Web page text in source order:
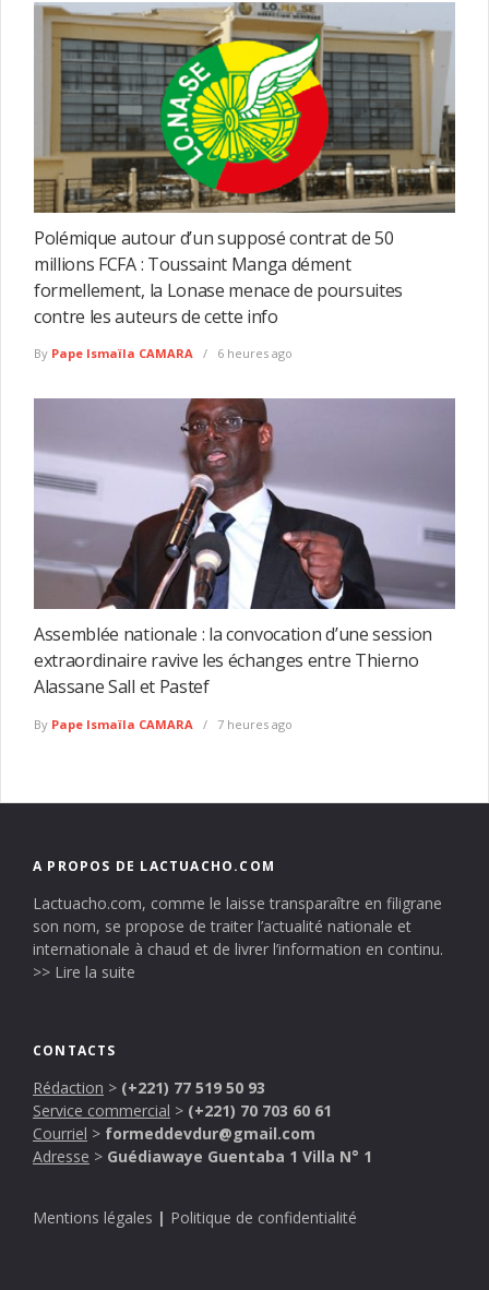
Polémique autour d’un supposé contrat de 50
millions FCFA : Toussaint Manga dément
formellement, la Lonase menace de poursuites
contre les auteurs de cette info
By Pape Ismaïla CAMARA 6 heures ago
Assemblée nationale : la convocation d’une session
extraordinaire ravive les échanges entre Thierno
Alassane Sall et Pastef
By Pape Ismaïla CAMARA 7 heures ago
A PROPOS DE LACTUACHO.COM
Lactuacho.com, comme le laisse transparaître en filigrane
son nom, se propose de traiter l’actualité nationale et
internationale à chaud et de livrer l’information en continu.
>> Lire la suite
CONTACTS
Rédaction > (+221) 77 519 50 93
Service commercial > (+221) 70 703 60 61
Courriel > formeddevdur@gmail.com
Adresse > Guédiawaye Guentaba 1 Villa N° 1
Mentions légales | Politique de confidentialité